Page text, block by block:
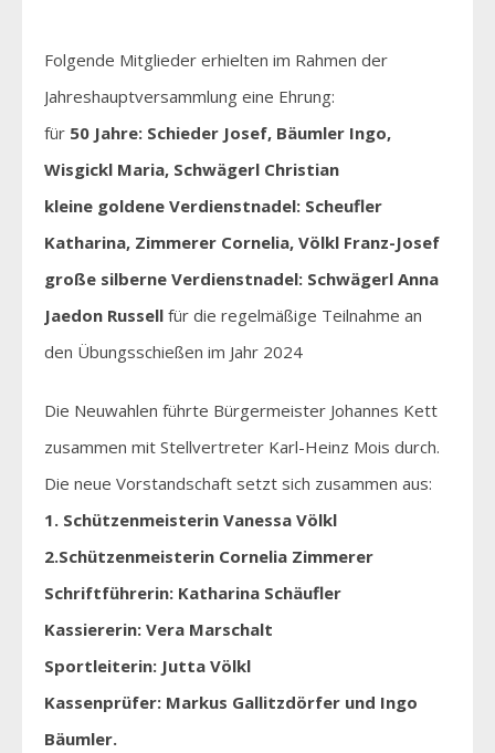
Folgende Mitglieder erhielten im Rahmen der
Jahreshauptversammlung eine Ehrung:
für 50 Jahre: Schieder Josef, Bäumler Ingo,
Wisgickl Maria, Schwägerl Christian
kleine goldene Verdienstnadel: Scheufler
Katharina, Zimmerer Cornelia, Völkl Franz-Josef
große silberne Verdienstnadel: Schwägerl Anna
Jaedon Russell für die regelmäßige Teilnahme an
den Übungsschießen im Jahr 2024
Die Neuwahlen führte Bürgermeister Johannes Kett
zusammen mit Stellvertreter Karl-Heinz Mois durch.
Die neue Vorstandschaft setzt sich zusammen aus:
1. Schützenmeisterin Vanessa Völkl
2.Schützenmeisterin Cornelia Zimmerer
Schriftführerin: Katharina Schäufler
Kassiererin: Vera Marschalt
Sportleiterin: Jutta Völkl
Kassenprüfer: Markus Gallitzdörfer und Ingo
Bäumler.